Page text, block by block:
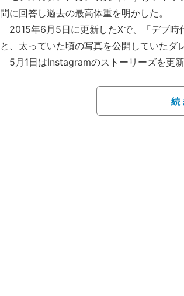
問に回答し過去の最高体重を明かした。
2015年6月5日に更新したXで、「デブ時
と、太っていた頃の写真を公開していたダ
5月1日はInstagramのストーリーズを更
ファンの質問に対して、「14〜15歳の時キ
MAX67kgありましたー。モチベーションは
続